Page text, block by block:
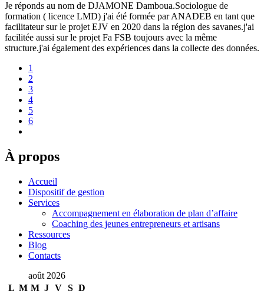
Je réponds au nom de DJAMONE Damboua.Sociologue de
formation ( licence LMD) j'ai été formée par ANADEB en tant que
facilitateur sur le projet EJV en 2020 dans la région des savanes.j'ai
facilitée aussi sur le projet Fa FSB toujours avec la même
structure.j'ai également des expériences dans la collecte des données.
1
2
3
4
5
6
À propos
Accueil
Dispositif de gestion
Services
Accompagnement en élaboration de plan d’affaire
Coaching des jeunes entrepreneurs et artisans
Ressources
Blog
Contacts
août 2026
L M M J V S D